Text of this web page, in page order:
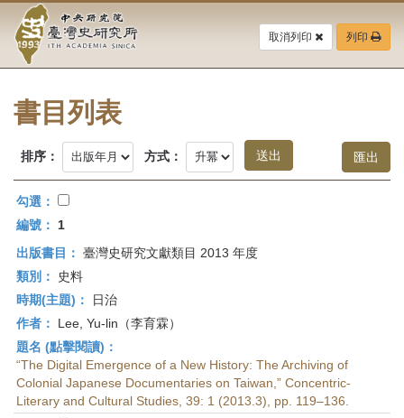
要
中
央
研
究
院-
臺
灣
史
研
究
所-
首
取消列印 列印
書目列表
排序： 方式：
勾選：
編號：
1
出版書目： 臺灣史研究文獻類目 2013 年度
類別：
史料
時期(主題)：
日治
作者：
Lee, Yu-lin（李育霖）
題名 (點擊閱讀)：
“The Digital Emergence of a New History: The Archiving of
Colonial Japanese Documentaries on Taiwan,” Concentric-
Literary and Cultural Studies, 39: 1 (2013.3), pp. 119–136.